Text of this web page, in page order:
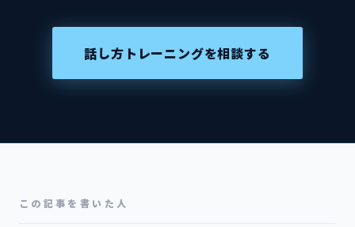
話し方トレーニングを相談する
この記事を書いた人